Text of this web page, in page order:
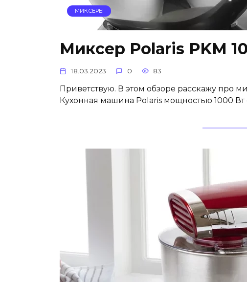
МИКСЕРЫ
Миксер Polaris PKM
18.03.2023 0 83
Приветствую. В этом обзоре расскажу про
Кухонная машина Polaris мощностью 1000